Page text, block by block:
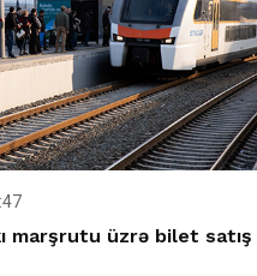
marşrutu üzrə bilet